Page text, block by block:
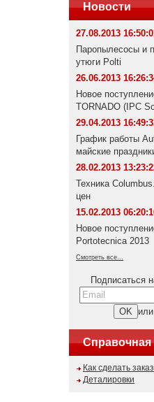
Новости
27.08.2013
Паропылесосы и
утюги Polti
26.06.2013
Новое
TORNADO (IPC
29.04.2013
График работы
майские
28.02.2013
Техника
цен
15.02.2013
Новое
Portotecnica 2013
Смотреть все...
Подписаться
или
Справочная
Как сделать заказ
Деталировки